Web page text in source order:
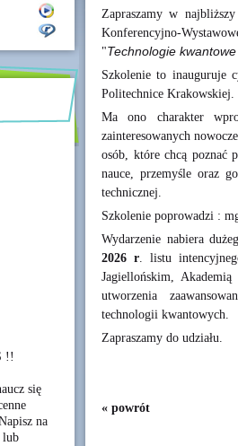
!!
się
na
lub
Zapraszamy w
Konferencyjno-
"Technologie
Szkolenie to inauguruje
Politechnice Krakowskiej.
Ma ono charakter
zainteresowanych
osób, które chcą poznać
nauce, przemyśle oraz
technicznej.
Szkolenie poprowadzi :
Wydarzenie nabiera
2026 r . listu
Jagiellońskim,
utworzenia
technologii kwantowych.
Zapraszamy do udziału.
« powrót